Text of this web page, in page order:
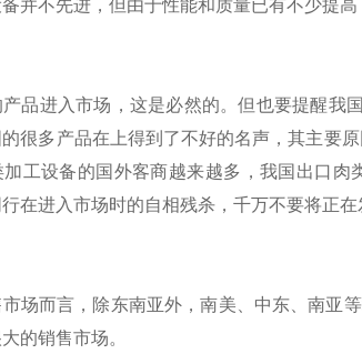
并不先进，但由于性能和质量已有不少提
进入市场，这是必然的。但也要提醒我国
很多产品在上得到了不好的名声，其主要
加工设备的国外客商越来越多，我国出口
在进入市场时的自相残杀，千万不要将正在
而言，除东南亚外，南美、中东、南亚等
的销售市场。